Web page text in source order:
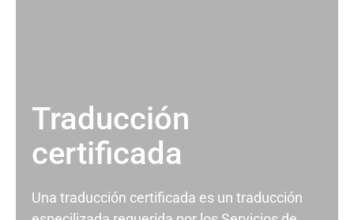
Traducción
certificada
Una traducción certificada es un traducción